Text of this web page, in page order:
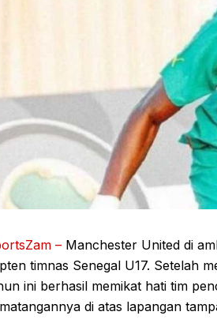
– Manchester United di
timnas Senegal U17. Setelah
ini berhasil memikat hati tim
di atas lapangan